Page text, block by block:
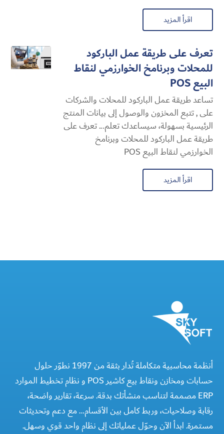
اقرأ المزيد
تعرف على طريقة عمل الباركود
للمحلات وبرنامخ الخوارزمي لنقاط
البيع POS
تساعد طريقة عمل الباركود للمحلات والشركات
على , تتبع المخزون والوصول إلى بيانات المنتج
الرئيسية بسهولة، سيساعدك تعلم... تعرف على
طريقة عمل الباركود للمحلات وبرنامخ
الخوارزمي لنقاط البيع POS
اقرأ المزيد
أنظمة محاسبية متكاملة تُدار بثقة من 1997 نطوّر حلول
حسابات ومخازن ونقاط بيع كاشير POS و نظام تخطيط الموارد
ERP مصممة لتناسب منشأتك بدقة. سرعة، تقارير واضحة،
رقابة وصلاحيات، وربط كامل بين الأقسام… مع دعم وتحديثات
مستمرة. ابدأ الآن وحوّل عملياتك إلى نظام واحد قوي وسهل.